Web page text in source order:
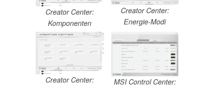
Creator Center:
Komponenten
Creator Center:
Energie-Modi
Creator Center:
MSI Control Center: